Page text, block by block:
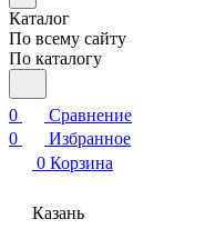
Каталог
По всему сайту
По каталогу
0
Сравнение
0
Избранное
0 Корзина
Казань